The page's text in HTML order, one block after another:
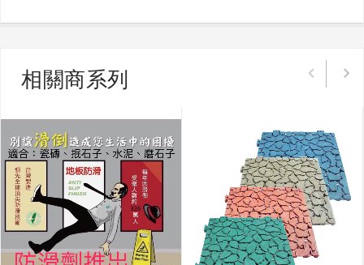
相關商系列